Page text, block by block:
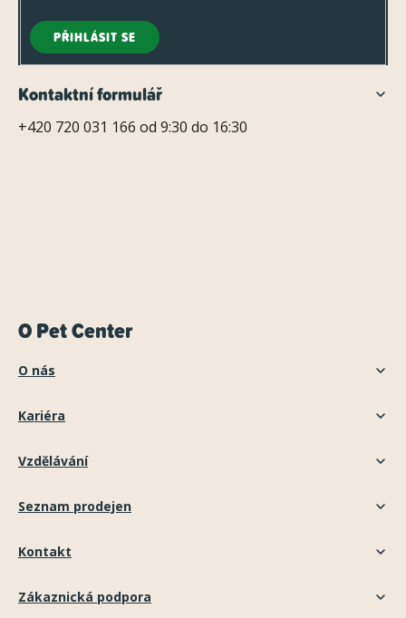
PŘIHLÁSIT SE
Kontaktní formulář
+420 720 031 166 od 9:30 do 16:30
O Pet Center
O nás
Kariéra
Vzdělávání
Seznam prodejen
Kontakt
Zákaznická podpora